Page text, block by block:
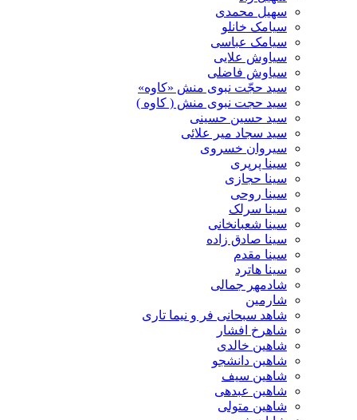
سهیل محمدی
سیامک خانلو
سیامک عباسی
سیاوش علایی
سیاوش فاضلی
سید حجّت نبوی منش «کاوه»
سید حجت نبوی منش ( کاوه )
سید حسین حسینى
سید سجاد میر علائی
سیروان خسروی
سینا پرپری
سینا حجازی
سینا روحی
سینا سرلک
سینا شعبانخانی
سینا صادق زاده
سینا مقدم
سینا هاترد
شادمهر جمالی
شارمین
شاهد سبحانی فر و نیما تاری
شاهرخ افشار
شاهین خالدی
شاهین دانشجو
شاهین سیف
شاهین عبدهی
شاهین متولی